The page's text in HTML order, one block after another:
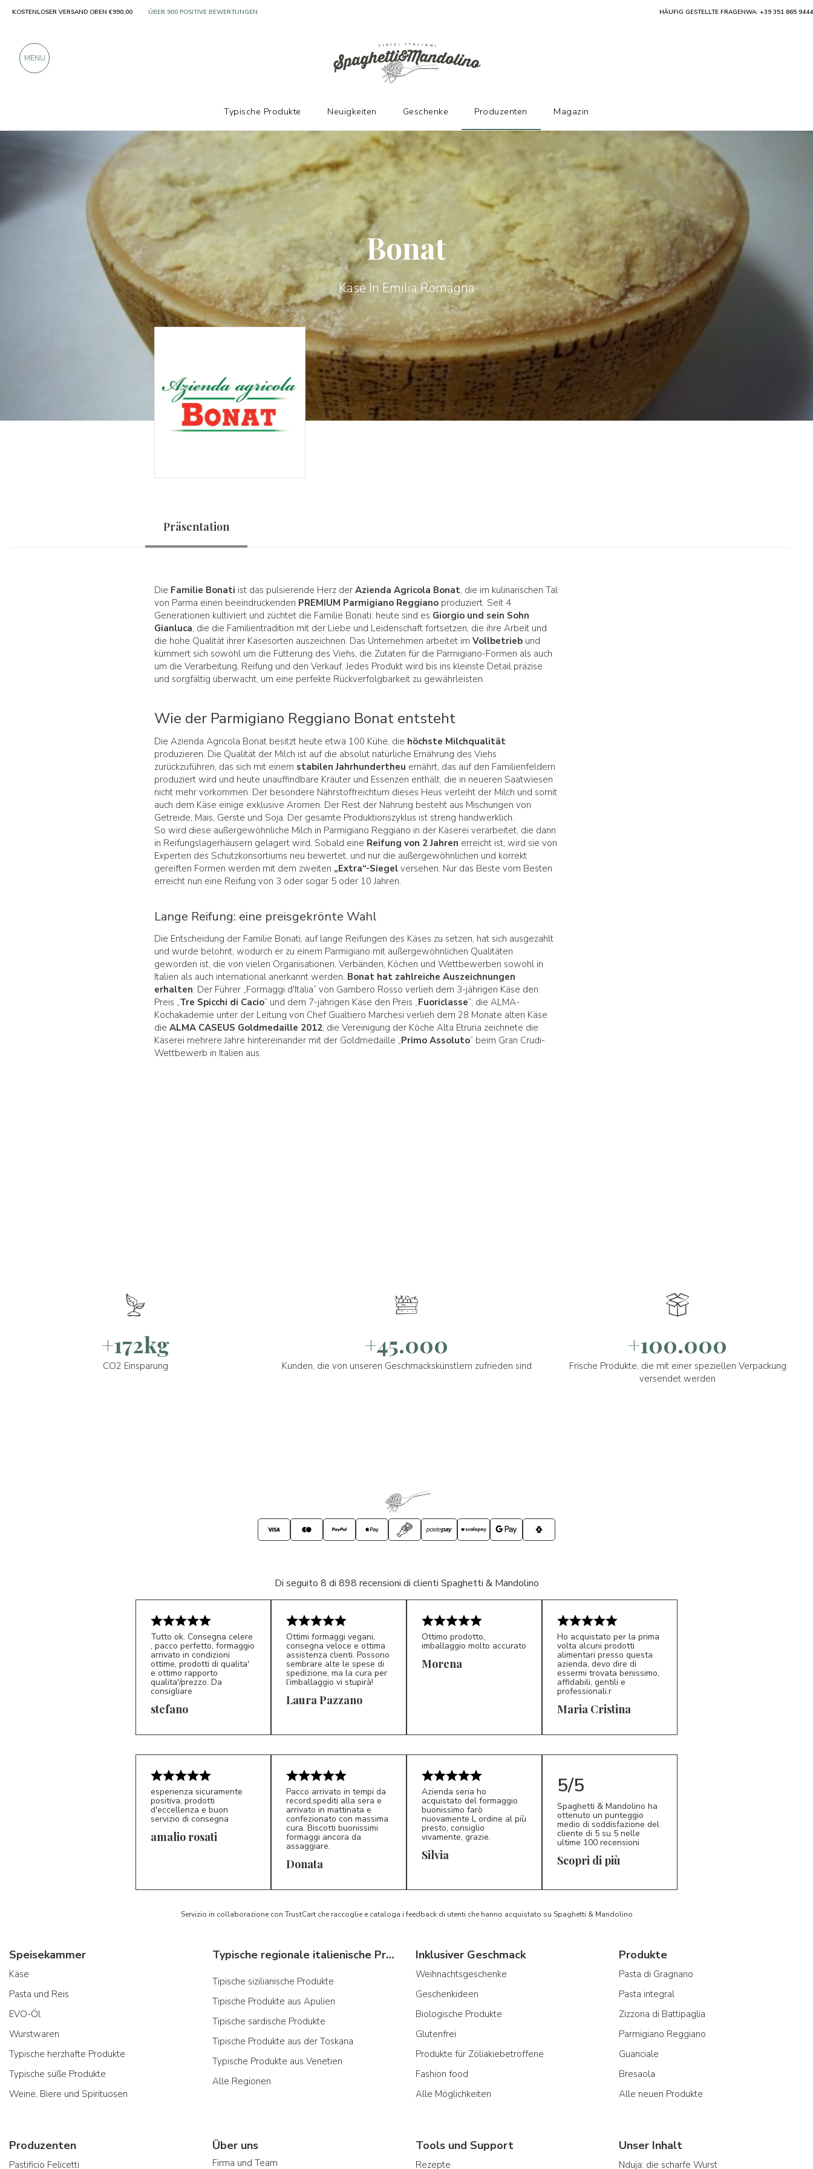
Bonat
Käse In Emilia Romagna
Präsentation
Die Familie Bonati ist das pulsierende Herz der Azienda Agricola Bonat, die im kulinarischen Tal
von Parma einen beeindruckenden PREMIUM Parmigiano Reggiano produziert. Seit 4
Generationen kultiviert und züchtet die Familie Bonati: heute sind es Giorgio und sein Sohn
Gianluca, die die Familientradition mit der Liebe und Leidenschaft fortsetzen, die ihre Arbeit und
die hohe Qualität ihrer Käsesorten auszeichnen. Das Unternehmen arbeitet im Vollbetrieb und
kümmert sich sowohl um die Fütterung des Viehs, die Zutaten für die Parmigiano-Formen als auch
um die Verarbeitung, Reifung und den Verkauf. Jedes Produkt wird bis ins kleinste Detail präzise
und sorgfältig überwacht, um eine perfekte Rückverfolgbarkeit zu gewährleisten.
Wie der Parmigiano Reggiano Bonat entsteht
Die Azienda Agricola Bonat besitzt heute etwa 100 Kühe, die höchste Milchqualität
produzieren. Die Qualität der Milch ist auf die absolut natürliche Ernährung des Viehs
zurückzuführen, das sich mit einem stabilen Jahrhundertheu ernährt, das auf den Familienfeldern
produziert wird und heute unauffindbare Kräuter und Essenzen enthält, die in neueren Saatwiesen
nicht mehr vorkommen. Der besondere Nährstoffreichtum dieses Heus verleiht der Milch und somit
auch dem Käse einige exklusive Aromen. Der Rest der Nahrung besteht aus Mischungen von
Getreide, Mais, Gerste und Soja. Der gesamte Produktionszyklus ist streng handwerklich.
So wird diese außergewöhnliche Milch in Parmigiano Reggiano in der Käserei verarbeitet, die dann
in Reifungslagerhäusern gelagert wird. Sobald eine Reifung von 2 Jahren erreicht ist, wird sie von
Experten des Schutzkonsortiums neu bewertet, und nur die außergewöhnlichen und korrekt
gereiften Formen werden mit dem zweiten „Extra“-Siegel versehen. Nur das Beste vom Besten
erreicht nun eine Reifung von 3 oder sogar 5 oder 10 Jahren.
Lange Reifung: eine preisgekrönte Wahl
Die Entscheidung der Familie Bonati, auf lange Reifungen des Käses zu setzen, hat sich ausgezahlt
und wurde belohnt, wodurch er zu einem Parmigiano mit außergewöhnlichen Qualitäten
geworden ist, die von vielen Organisationen, Verbänden, Köchen und Wettbewerben sowohl in
Italien als auch international anerkannt werden. Bonat hat zahlreiche Auszeichnungen
erhalten: Der Führer „Formaggi d'Italia“ von Gambero Rosso verlieh dem 3-jährigen Käse den
Preis „Tre Spicchi di Cacio“ und dem 7-jährigen Käse den Preis „Fuoriclasse“; die ALMA-
Kochakademie unter der Leitung von Chef Gualtiero Marchesi verlieh dem 28 Monate alten Käse
die ALMA CASEUS Goldmedaille 2012; die Vereinigung der Köche Alta Etruria zeichnete die
Käserei mehrere Jahre hintereinander mit der Goldmedaille „Primo Assoluto“ beim Gran Crudi-
Wettbewerb in Italien aus.
+172kg
CO2 Einsparung
+45.000
Kunden, die von unseren Geschmackskünstlern zufrieden sind
+100.000
Frische Produkte, die mit einer speziellen Verpackung
versendet werden
Di seguito 8 di 898 recensioni di clienti Spaghetti & Mandolino
S*
Tutto ok. Consegna celere
, pacco perfetto, formaggio
arrivato in condizioni
ottime, prodotti di qualita'
e ottimo rapporto
qualita'/prezzo. Da
consigliare
stefano LP 5/5
Ottimi formaggi vegani,
consegna veloce e ottima
assistenza clienti. Possono
sembrare alte le spese di
spedizione, ma la cura per
l’imballaggio vi stupirà!
Laura Pazzano
Ottimo prodotto,
imballaggio molto accurato
Morena
MC 5/5
Ho acquistato per la prima
volta alcuni prodotti
alimentari presso questa
azienda, devo dire di
essermi trovata benissimo,
affidabili, gentili e
professionali.r
Maria Cristina
esperienza sicuramente
positiva, prodotti
d'eccellenza e buon
servizio di consegna
amalio rosati
D*
Pacco arrivato in tempi da
record,spediti alla sera e
arrivato in mattinata e
confezionato con massima
cura. Biscotti buonissimi
formaggi ancora da
assaggiare.
Donata S*
Azienda seria ho
acquistato del formaggio
buonissimo farò
nuovamente L ordine al più
presto, consiglio
vivamente, grazie.
Silvia
5/5
Spaghetti & Mandolino ha
ottenuto un punteggio
medio di soddisfazione del
cliente di 5 su 5 nelle
ultime 100 recensioni
Scopri di più
Servizio in collaborazione con TrustCart che raccoglie e cataloga i feedback di utenti che hanno acquistato su Spaghetti & Mandolino
Speisekammer
Käse
Pasta und Reis
EVO-Öl
Wurstwaren
Typische herzhafte Produkte
Typische süße Produkte
Weine, Biere und Spirituosen
Typische regionale italienische Produkte
Tipische sizilianische Produkte
Tipische Produkte aus Apulien
Tipische sardische Produkte
Tipische Produkte aus der Toskana
Typische Produkte aus Venetien
Alle Regionen
Inklusiver Geschmack
Weihnachtsgeschenke
Geschenkideen
Biologische Produkte
Glutenfrei
Produkte für Zöliakiebetroffene
Fashion food
Alle Möglichkeiten
Produkte
Pasta di Gragnano
Pasta integral
Zizzona di Battipaglia
Parmigiano Reggiano
Guanciale
Bresaola
Alle neuen Produkte
Produzenten
Pastificio Felicetti
Über uns
Firma und Team
Tools und Support
Rezepte
Unser Inhalt
Nduja: die scharfe Wurst
Produzenten Bonat
KOSTENLOSER VERSAND OBEN €990,00 NUR PRODUKTE VON AUSGEZEICHNETEN HERSTELLERN HÄUFIG GESTELLTE FRAGENWA: +39 351 865 9444
MENU
Typische Produkte Neuigkeiten Geschenke Produzenten Magazin